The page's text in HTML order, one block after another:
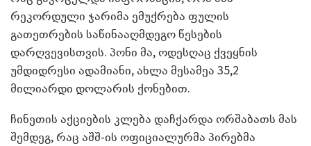
რეკორდული ჯარიმა ემუქრება ფულის
გათეთრების საწინააღმდეგო წესების
დარღვევისთვის. პონი მა, ოდესღაც ქვეყნის
უმდიდრესი ადამიანი, ახლა მესამეა 35,2
მილიარდი დოლარის ქონებით.
ჩინეთის აქციების კლება დაჩქარდა ორშაბათს მას
შემდეგ, რაც აშშ-ის ოფიციალურმა პირებმა